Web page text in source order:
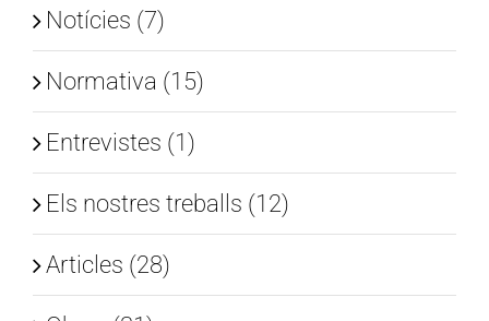
Notícies (7)
Normativa (15)
Entrevistes (1)
Els nostres treballs (12)
Articles (28)